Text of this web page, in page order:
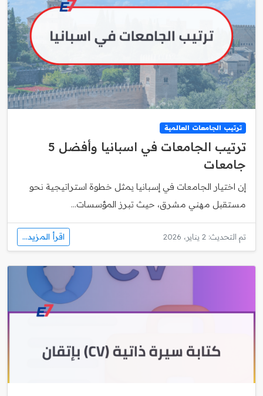
ترتيب الجامعات العالمية
ترتيب الجامعات في اسبانيا وأفضل 5
جامعات
إن اختيار الجامعات في إسبانيا يمثل خطوة استراتيجية نحو
مستقبل مهني مشرق، حيث تبرز المؤسسات...
تم التحديث: 2 يناير، 2026 اقرأ المزيد...